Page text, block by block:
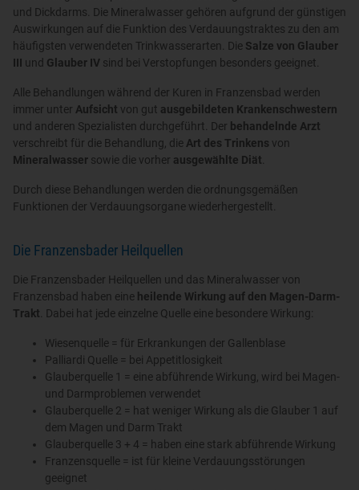
und Dickdarms. Die Mineralwasser gehören aufgrund der günstigen
Auswirkungen auf die Funktion des Verdauungstraktes zu den am
häufigsten verwendeten Trinkwasserarten. Die Salze von Glauber
III und Glauber IV sind bei Verstopfungen besonders geeignet.
Alle Behandlungen während der Kuren in Franzensbad werden
immer unter Aufsicht von gut ausgebildeten Krankenschwestern
und anderen Spezialisten durchgeführt. Der behandelnde Arzt
verschreibt für die Behandlung, die Art des Trinkens von
Mineralwasser sowie die vorher ausgewählte Diät
Durch diese Behandlungen werden die ordnungsgemäßen
Funktionen der Verdauungsorgane wiederhergestellt.
Die Franzensbader Heilquellen
Die Franzensbader Heilquellen und das Mineralwasser von
Franzensbad haben eine heilende Wirkung auf den Magen-Darm-
Trakt . Dabei hat jede einzelne Quelle eine besondere Wirkung:
Wiesenquelle = für Erkrankungen der Gallenblase
Palliardi Quelle = bei Appetitlosigkeit
Glauberquelle 1 = eine abführende Wirkung, wird bei Magen-
und Darmproblemen verwendet
Glauberquelle 2 = hat weniger Wirkung als die Glauber 1 auf
dem Magen und Darm Trakt
Glauberquelle 3 + 4 = haben eine stark abführende Wirkung
Franzensquelle = ist für kleine Verdauungsstörungen
geeignet